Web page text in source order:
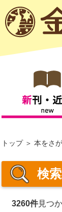
トップ 本をさ
検
3260件見つ